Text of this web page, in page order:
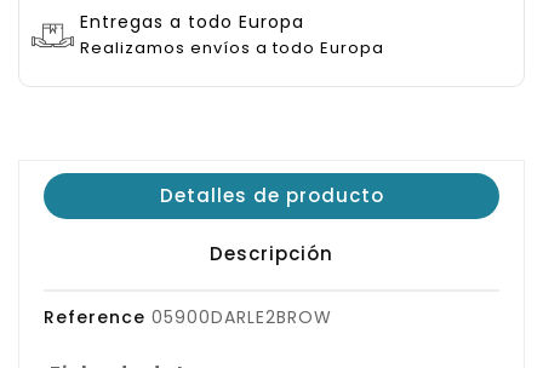
Entregas a todo Europa
Realizamos envíos a todo Europa
Detalles de producto
Descripción
Reference 05900DARLE2BROW